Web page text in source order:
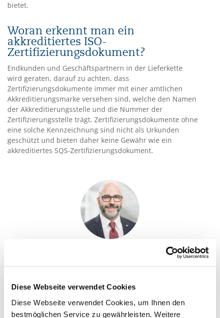
Diese Webseite verwendet Cookies
Diese Webseite verwendet Cookies, um Ihnen den
bestmöglichen Service zu gewährleisten. Weitere
bietet.
Woran erkennt man ein
akkreditiertes ISO-
Zertifizierungsdokument?
Endkunden und Geschäftspartnern in der Lieferkette
wird geraten, darauf zu achten, dass
Zertifizierungsdokumente immer mit einer amtlichen
Akkreditierungsmarke versehen sind, welche den Namen
der Akkreditierungsstelle und die Nummer der
Zertifizierungsstelle trägt. Zertifizierungsdokumente ohne
eine solche Kennzeichnung sind nicht als Urkunden
geschützt und bieten daher keine Gewähr wie ein
akkreditiertes SQS-Zertifizierungsdokument.
SQS ist die starke Schweizer Marke für
zertifizierte Managementsysteme. Sie
wie extern, national wie international.
Silvio Genovese, Bereichsleiter Produkte,